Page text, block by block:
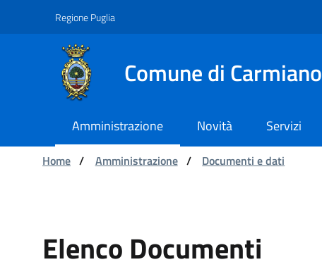
Navigazione
Salta al contenuto
Regione Puglia
Comune di Carmiano
Amministrazione Novità Servizi
Ti trovi in:
Home / Amministrazione / Documenti e dati
Elenco Documenti